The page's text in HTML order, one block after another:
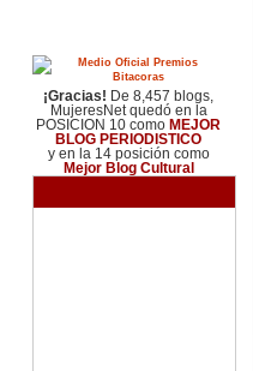
últimas noticias
¡Gracias! De 8,457 blogs,
MujeresNet quedó en la
POSICION 10 como MEJOR
BLOG PERIODISTICO
y en la 14 posición como
Mejor Blog Cultural